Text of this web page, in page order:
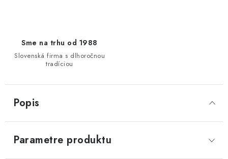
Sme na trhu od 1988
Slovenská firma s dlhoročnou
tradíciou
Popis
Parametre produktu